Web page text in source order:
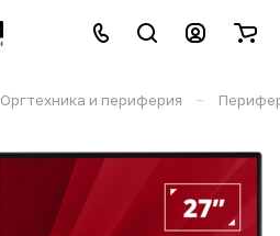
Оргтехника и периферия –